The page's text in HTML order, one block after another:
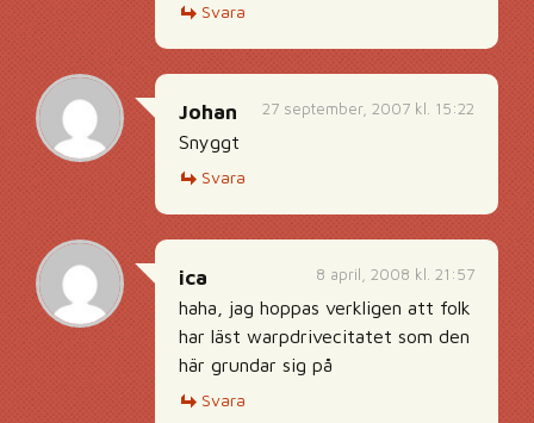
Svara
27 september, 2007 kl. 15:22
Johan
Snyggt
Svara
8 april, 2008 kl. 21:57
ica
haha, jag hoppas verkligen att folk
har läst warpdrivecitatet som den
här grundar sig på
Svara